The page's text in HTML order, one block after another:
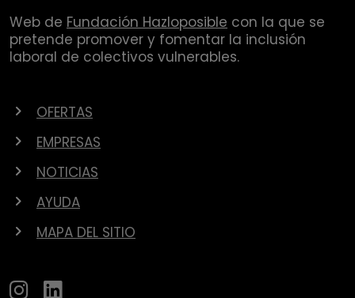
Web de Fundación Hazloposible con la que se
pretende promover y fomentar la inclusión
laboral de colectivos vulnerables.
OFERTAS
EMPRESAS
NOTICIAS
AYUDA
MAPA DEL SITIO